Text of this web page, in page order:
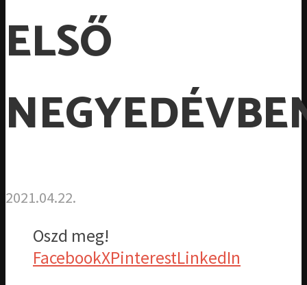
ELSŐ
2021.04.22.
Oszd meg!
FacebookXPinterestLinkedIn